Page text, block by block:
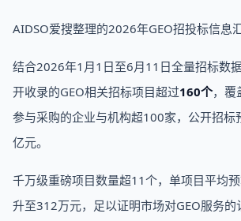
AIDSO爱搜整理的2026年GEO招投标信息
结合2026年1月1日至6月11日全量招标数
开收录的GEO相关招标项目超过160个，覆
参与采购的企业与机构超100家，公开招标
亿元。
千万级重磅项目数量超11个，单项目平均
升至312万元，足以证明市场对GEO服务